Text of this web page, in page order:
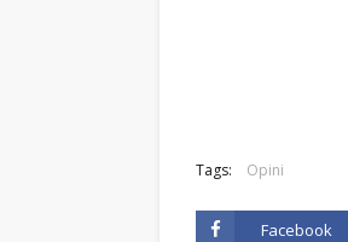
Tags: Opini
Facebook